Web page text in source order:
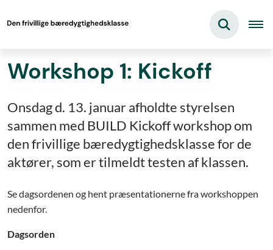
Workshop 1: Kickoff
Onsdag d. 13. januar afholdte styrelsen
sammen med BUILD Kickoff workshop om
den frivillige bæredygtighedsklasse for de
aktører, som er tilmeldt testen af klassen.
Se dagsordenen og hent præsentationerne fra workshoppen
nedenfor.
Dagsorden